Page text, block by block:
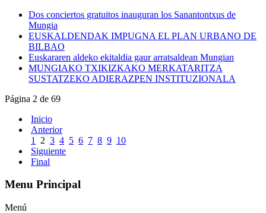
Dos conciertos gratuitos inauguran los Sanantontxus de
Mungia
EUSKALDENDAK IMPUGNA EL PLAN URBANO DE
BILBAO
Euskararen aldeko ekitaldia gaur arratsaldean Mungian
MUNGIAKO TXIKIZKAKO MERKATARITZA
SUSTATZEKO ADIERAZPEN INSTITUZIONALA
Página 2 de 69
Inicio
Anterior
1
2 3 4 5 6 7 8 9 10
Siguiente
Final
Menu Principal
Menú